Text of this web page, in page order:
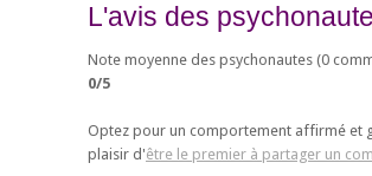
L'avis des
Note moyenne des psychonautes (0
0/5
Optez pour un comportement affirmé et
plaisir d'être le premier à partager un